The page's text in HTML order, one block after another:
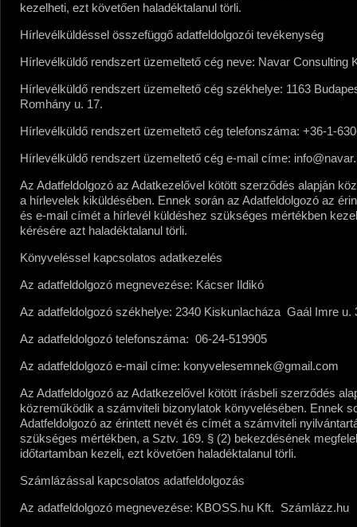
kezelheti, ezt követően haladéktalanul törli.
Hírlevélküldéssel összefüggő adatfeldolgozói tevékenység
Hírlevélküldő rendszert üzemeltető cég neve: Navar Consulting
Hírlevélküldő rendszert üzemeltető cég székhelye: 1163
Romhány u. 17.
Hírlevélküldő rendszert üzemeltető cég telefonszáma: +36-1-
Hírlevélküldő rendszert üzemeltető cég e-mail címe:
Az Adatfeldolgozó az Adatkezelővel kötött szerződés alapján
a hírlevelek kiküldésében. Ennek során az Adatfeldolgozó az
és e-mail címét a hírlevél küldéshez szükséges mértékben
kérésére azt haladéktalanul törli.
Könyveléssel kapcsolatos adatkezelés
Az adatfeldolgozó megnevezése: Kácser Ildikó
Az adatfeldolgozó székhelye: 2340 Kiskunlacháza Gaál Imre u.
Az adatfeldolgozó telefonszáma: 06-24-519905
Az adatfeldolgozó e-mail címe: konyvelesemnek@gmail.com
Az Adatfeldolgozó az Adatkezelővel kötött írásbeli szerződés
közreműködik a számviteli bizonylatok könyvelésében. Ennek
Adatfeldolgozó az érintett nevét és címét a számviteli
szükséges mértékben, a Sztv. 169. § (2) bekezdésének
időtartamban kezeli, ezt követően haladéktalanul törli.
Számlázással kapcsolatos adatfeldolgozás
Az adatfeldolgozó megnevezése: KBOSS.hu Kft. Számlázz.hu